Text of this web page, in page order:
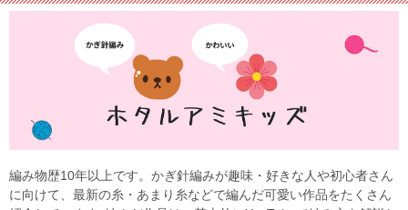
編み物歴10年以上です。かぎ針編みが趣味・好きな人や初心者さん
に向けて、最新の糸・あまり糸などで編んだ可愛い作品をたくさん